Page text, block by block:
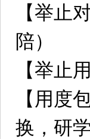
【举止
陪）
【举止
【用度
换，研